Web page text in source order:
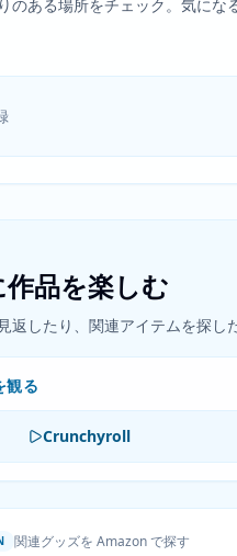
のある場所をチェック。気にな
品を楽しむ
返したり、関連アイテムを探し
観る
Crunchyroll
関連グッズを Amazon で探す